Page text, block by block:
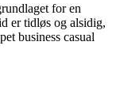
for en
er tidløs og alsidig,
business casual